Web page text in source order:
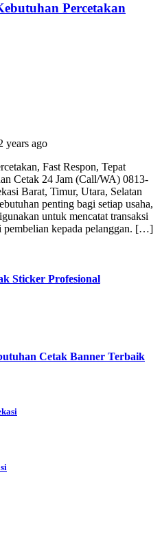
Percetakan
years ago
Fast Respon, Tepat
Cetak 24 Jam (Call/WA) 0813-
Barat, Timur, Utara, Selatan
penting bagi setiap usaha,
untuk mencatat transaksi
pembelian kepada pelanggan. […]
Sticker Profesional
Cetak Banner Terbaik